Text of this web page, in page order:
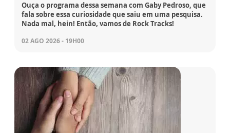
Ouça o programa dessa semana com Gaby Pedroso, que
fala sobre essa curiosidade que saiu em uma pesquisa.
Nada mal, hein! Então, vamos de Rock Tracks!
02 AGO 2026 - 19H00